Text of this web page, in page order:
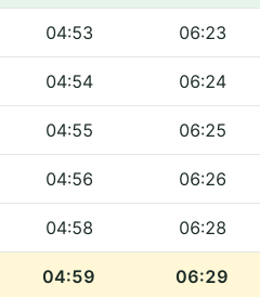
04:53 06:23
04:54 06:24
04:55 06:25
04:56 06:26
04:58 06:28
04:59 06:29